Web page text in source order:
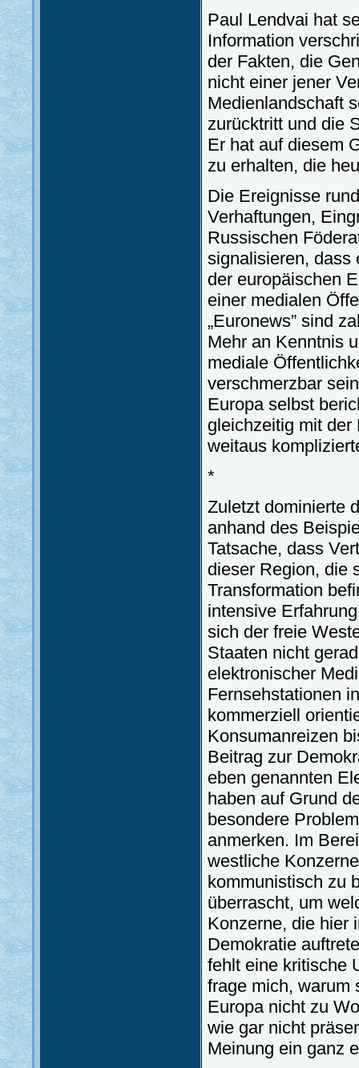
Paul Lendvai hat
Information
der Fakten, die
nicht einer jener
Medienlandschaft
zurücktritt und die
Er hat auf diesem
zu erhalten, die
Die Ereignisse
Verhaftungen,
Russischen
signalisieren, dass
der europäischen
einer medialen
„Euronews” sind
Mehr an Kenntnis
mediale
verschmerzbar
Europa selbst
gleichzeitig mit der
weitaus
*
Zuletzt dominierte
anhand des
Tatsache, dass
dieser Region, die
Transformation
intensive
sich der freie
Staaten nicht
elektronischer
Fernsehstationen
kommerziell
Konsumanreizen
Beitrag zur
eben genannten
haben auf Grund
besondere
anmerken. Im
westliche
kommunistisch zu
überrascht, um
Konzerne, die hier
Demokratie
fehlt eine kritische
frage mich, warum
Europa nicht zu
wie gar nicht
Meinung ein ganz